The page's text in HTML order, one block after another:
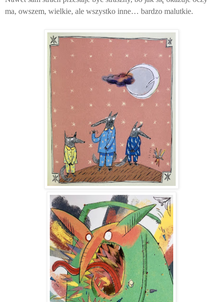
ma, owszem, wielkie, ale wszystko inne… bardzo malutkie.